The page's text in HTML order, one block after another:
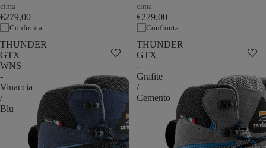
cima
€279,00
Confronta
cima
€279,00
Confronta
THUNDER
GTX
WNS
-
Vinaccia
/
Blu
THUNDER
GTX
-
Grafite
/
Cemento